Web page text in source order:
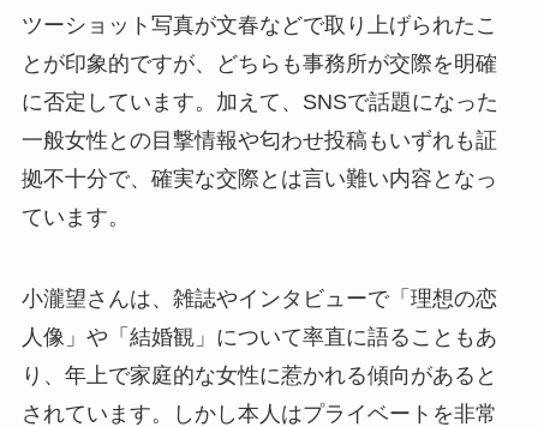
ツーショット写真が文春などで取り上げられたこ
とが印象的ですが、どちらも事務所が交際を明確
に否定しています。加えて、SNSで話題になった
一般女性との目撃情報や匂わせ投稿もいずれも証
拠不十分で、確実な交際とは言い難い内容となっ
ています。
小瀧望さんは、雑誌やインタビューで「理想の恋
人像」や「結婚観」について率直に語ることもあ
り、年上で家庭的な女性に惹かれる傾向があると
されています。しかし本人はプライベートを非常